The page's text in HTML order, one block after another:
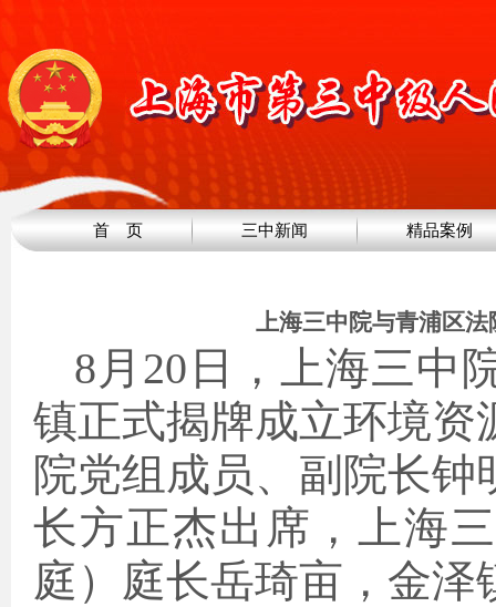
首 页 三中新闻 精品案例
上海三中院与青浦区
8月20日，上海三中
镇正式揭牌成立环境资
院党组成员、副院长钟
长方正杰出席 ，上海
庭）庭长岳琦亩，金